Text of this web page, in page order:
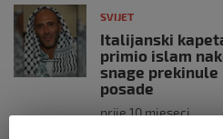
SVIJET
Italijanski
primio islam
snage
posade
prije 10 mjeseci